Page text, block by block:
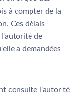
à compter de la
Ces délais
l'autorité de
a demandées
consulte l'autorité